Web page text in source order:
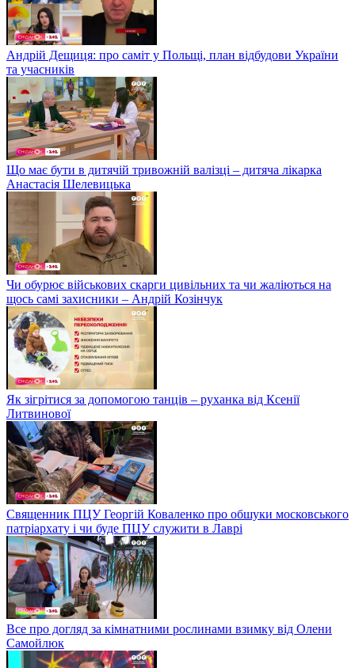
Андрій Дещиця: про саміт у Польщі, план відбудови України
та учасників
Що має бути в дитячій тривожній валізці – дитяча лікарка
Анастасія Шелевицька
Чи обурює військових скарги цивільних та чи жаліються на
щось самі захисники – Андрій Козінчук
Як зігрітися за допомогою танців – руханка від Ксенії
Литвинової
Священник ПЦУ Георгій Коваленко про обшуки московського
патріархату і чи буде ПЦУ служити в Лаврі
Все про догляд за кімнатними рослинами взимку від Олени
Самойлюк